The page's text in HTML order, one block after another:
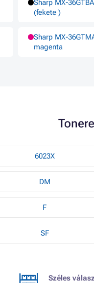
Sharp MX-
(fekete )
Sharp MX-
magenta
6023X
DM
F
SF
Széles